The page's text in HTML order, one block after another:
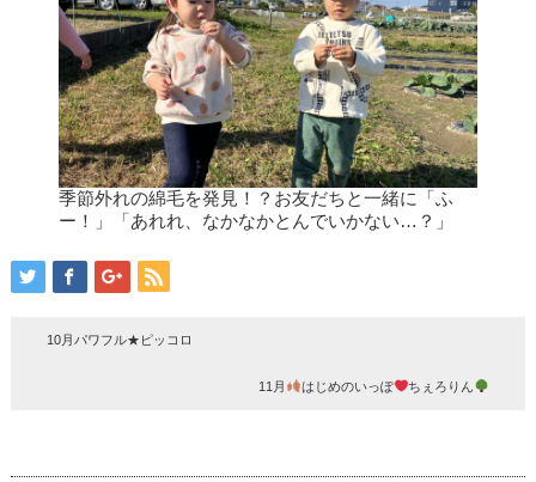
季節外れの綿毛を発見！？お友だちと一緒に「ふ
ー！」「あれれ、なかなかとんでいかない…？」
10月パワフル★ピッコロ
11月 はじめのいっぽ ちぇろりん